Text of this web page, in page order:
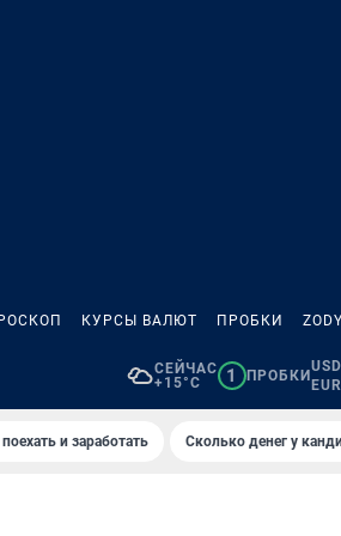
КУРСЫ ВАЛЮТ ПРОБКИ ZODY
СЕЙЧАС
+15°C
1 ПРОБКИ
и заработать Сколько денег у